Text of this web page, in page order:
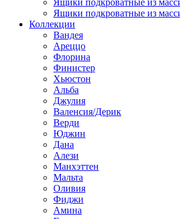
Ящики подкроватные из
Ящики подкроватные из
Коллекции
Вандея
Ареццо
Флорина
Финистер
Хьюстон
Альба
Джулия
Валенсия/Дерик
Верди
Юджин
Дана
Алези
Манхэттен
Мальта
Оливия
Фиджи
Амина